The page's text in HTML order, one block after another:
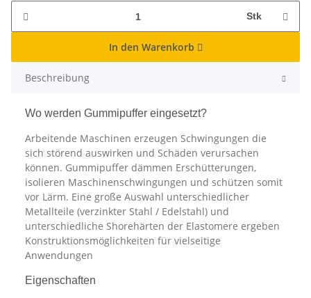
Stk
In den Warenkorb
Beschreibung
Wo werden Gummipuffer eingesetzt?
Arbeitende Maschinen erzeugen Schwingungen die
sich störend auswirken und Schäden verursachen
können. Gummipuffer dämmen Erschütterungen,
isolieren Maschinenschwingungen und schützen somit
vor Lärm. Eine große Auswahl unterschiedlicher
Metallteile (verzinkter Stahl / Edelstahl) und
unterschiedliche Shorehärten der Elastomere ergeben
Konstruktionsmöglichkeiten für vielseitige
Anwendungen
Eigenschaften